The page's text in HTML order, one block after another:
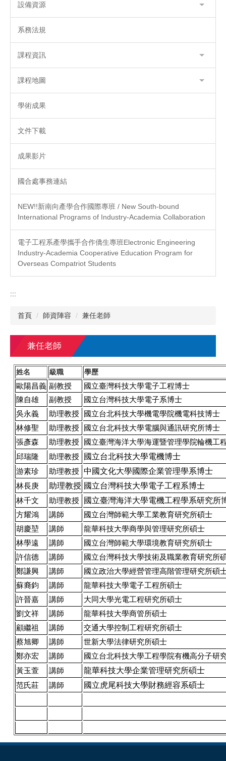
設備資源
系務法規
課程資訊
課程地圖
學術成果
文件下載
成果影片
國合處事務連結
NEW!!新南向產學合作國際專班 / New South-bound
International Programs of Industry-Academia Collaboration
電子工程系產學攜手合作僑生專班Electronic Engineering
Industry-Academia Cooperative Education Program for
Overseas Compatriot Students
:::
首頁 師資陣容 兼任老師
兼任老師
姓名 級職
學歷
歐陽昌義 副教授
國立臺灣科技大學電子工程博士
陳自雄
副教授
國立台灣科技大學電子系博士
吳永義
助理教授
國立台北科技大學機電學院機電科技博士
林修聖
助理教授
國立台北科技大學電腦與通訊研究所博士
張彥森
助理教授
國立臺灣海洋大學海運暨管理學院輪機工
邱瑞隆
助理教授 國立台北科技大學電機博士
游素珍 助理教授 中國文化大學國際企業管理學系博士
林長庚 助理教授 國立台灣科技大學電子工程系博士
林千文 助理教授 國立臺灣海洋大學電機工程學系研究所
方耀鴻 講師
國立台灣師範大學工業教育研究所碩士
胡慶堃
講師
龍華科技大學商學與管理研究所碩士
林學遠
講師
國立台灣師範大學環境教育研究所碩士
許信德
講師
國立台灣科技大學技術及職業教育研究所
鄭謙興
講師
國立政治大學經營管理高階管理研究所碩
蘇裔鈞
講師
龍華科技大學電子工程所碩士
許晉嘉
講師
大同大學光電工程研究所碩士
劉文祥
講師
龍華科技大學商管所碩士
顧繼祖
講師
交通大學控制工程研究所碩士
蔡旭卿
講師
世新大學法律研究所碩士
鄭亦宏
講師
國立台北科技大學工程學院有機高分子研
黃玉萱
講師 龍華科技大學企業管理研究所碩士
范氏莊 講師 國立虎尾科技大學財務經容系碩士